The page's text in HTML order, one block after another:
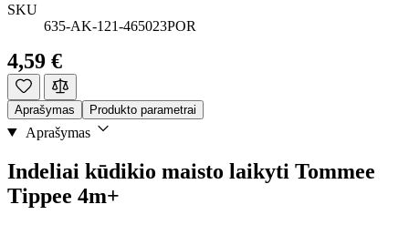
SKU
635-AK-121-465023POR
4,59 €
Aprašymas Produkto parametrai
Aprašymas
Indeliai kūdikio maisto laikyti Tommee
Tippee 4m+